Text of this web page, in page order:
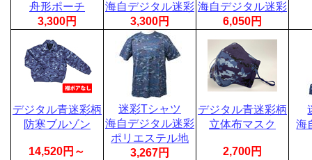
舟形ポーチ
3,300円
海自デジタル迷彩
3,300円
海自デジタル迷彩
6,050円
デジタル青迷彩柄
防寒ブルゾン
14,520円～
迷彩Tシャツ
海自デジタル迷彩
ポリエステル地
3,267円
デジタル青迷彩柄
立体布マスク
2,700円
海